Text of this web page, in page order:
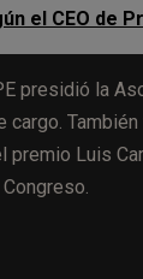
el CEO de
presidió la
cargo.
premio Luis